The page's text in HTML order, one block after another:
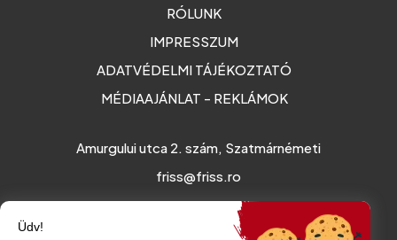
RÓLUNK
IMPRESSZUM
ADATVÉDELMI TÁJÉKOZTATÓ
MÉDIAAJÁNLAT - REKLÁMOK
Amurgului utca 2. szám, Szatmárnémeti
friss@friss.ro
Üdv!